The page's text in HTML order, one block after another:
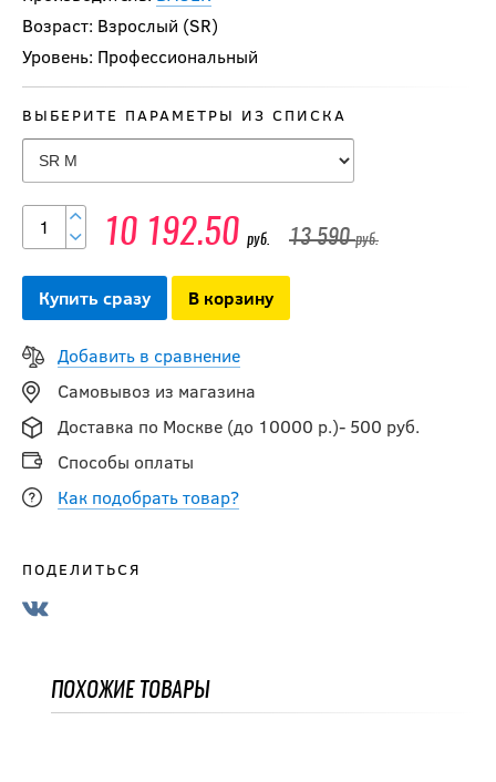
Возраст: Взрослый (SR)
Уровень: Профессиональный
ВЫБЕРИТЕ ПАРАМЕТРЫ ИЗ СПИСКА
10 192.50 руб. 13 590руб.
Купить сразу В корзину
Добавить в сравнение
Самовывоз из магазина
Доставка по Москве (до 10000 р.)- 500 руб.
Способы оплаты
Как подобрать товар?
ПОДЕЛИТЬСЯ
ПОХОЖИЕ ТОВАРЫ
-20 %
Налокотники CCM
JS FT6 SR
10 392руб.